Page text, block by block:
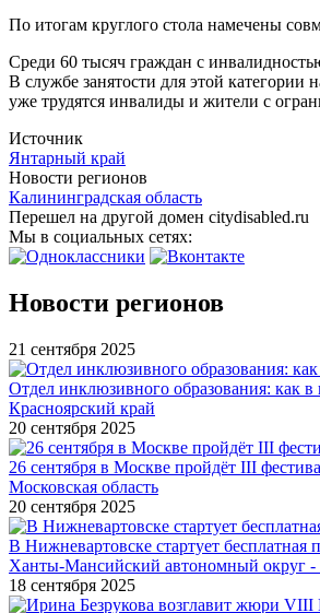
По итогам круглого стола намечены
Среди 60 тысяч граждан с
В службе занятости для этой
уже трудятся инвалиды и жители с
Источник
Янтарный край
Новости регионов
Калининградская область
Перешел на другой домен citydisabled.ru
Мы в социальных сетях:
Новости регионов
21 сентября 2025
Отдел инклюзивного образования: как
Красноярский край
20 сентября 2025
26 сентября в Москве пройдёт III
Московская область
20 сентября 2025
В Нижневартовске стартует
Ханты-Мансийский автономный округ
18 сентября 2025